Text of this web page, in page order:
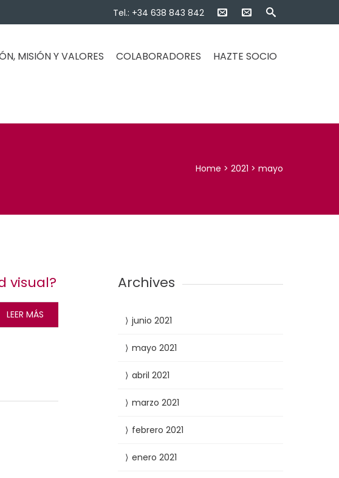
Tel.: +34 638 843 842
MISIÓN Y VALORES COLABORADORES HAZTE SOCIO
Home >2021 >mayo
visual?
LEER MÁS
Archives
junio 2021
mayo 2021
abril 2021
marzo 2021
febrero 2021
enero 2021